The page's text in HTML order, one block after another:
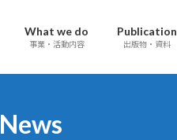
What we do
事業・活動内容
Publication
出版物・資料
News